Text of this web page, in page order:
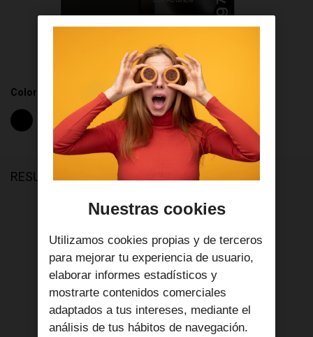
Color Disponible
RESUMEN
Selecciona el tipo de pago
5 €/mes
IVA incl.
por 48 meses
Nuestras cookies
Utilizamos cookies propias y de terceros
para mejorar tu experiencia de usuario,
elaborar informes estadísticos y
mostrarte contenidos comerciales
adaptados a tus intereses, mediante el
análisis de tus hábitos de navegación.